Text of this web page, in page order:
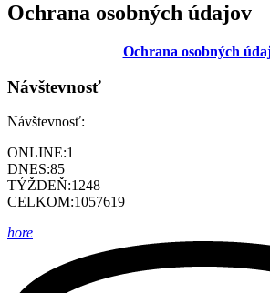
Ochrana osobných údajov
Ochrana osobných
Návštevnosť
Návštevnosť:
ONLINE:1
DNES:85
TÝŽDEŇ:1248
CELKOM:1057619
hore